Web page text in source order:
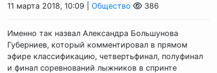
11 марта 2018, 10:09 | Общество 386
Именно так назвал Александра Большунова
Губерниев, который комментировал в прямом
эфире классификацию, четвертьфинал, полуфинал
и финал соревнований лыжников в спринте